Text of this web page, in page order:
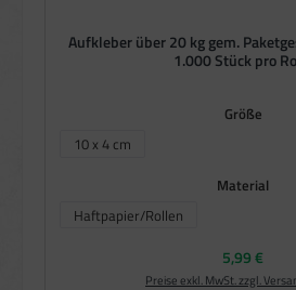
Aufkleber über 20 kg gem.
1.000 Stück pro
Größe
10 x 4 cm
Material
Haftpapier/Rollen
Regulärer
5,99 €
Preise exkl. MwSt. zzgl.